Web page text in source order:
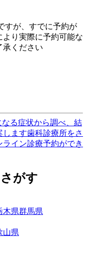
すが、すでに予約が
り実際に予約可能な
承ください
なる症状から調べ、結
します歯科診療所をさ
イン診療予約ができ
がす
木県群馬県
山県